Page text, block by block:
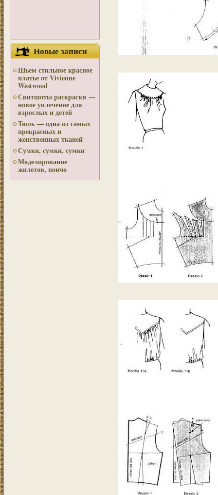
Новые записи
Шьем стильное красное
платье от Vivienne
Westwood
Свитшоты раскраски —
новое увлечение для
взрослых и детей
Тюль — одна из самых
прекрасных и
женственных тканей
Сумки, сумки, сумки
Моделирование
жилетов, пончо